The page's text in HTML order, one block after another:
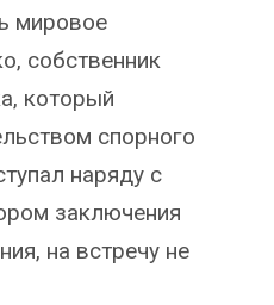
мировое
собственник
который
спорного
наряду с
заключения
на встречу не